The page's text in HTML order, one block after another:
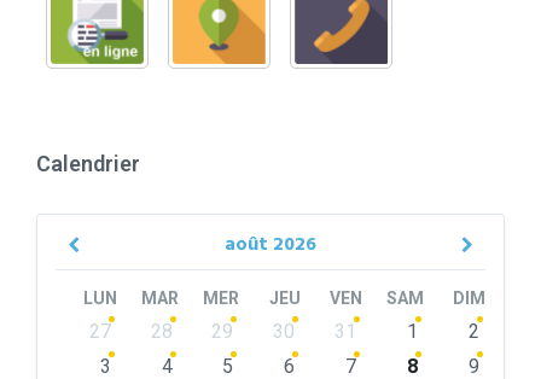
Calendrier
août 2026
Previous
LUN MAR MER JEU VEN SAM DIM
Skip
calendar
27 28 29 30 31 1
2
3
4 5 6 7 8
9